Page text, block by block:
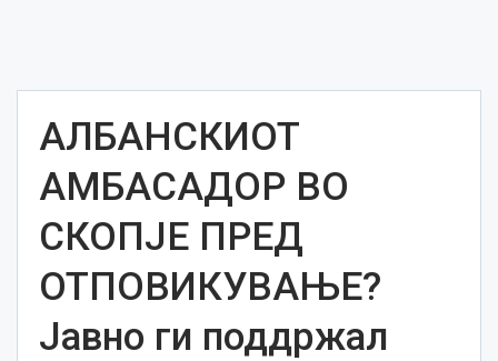
АЛБАНСКИОТ
АМБАСАДОР ВО
СКОПЈЕ ПРЕД
ОТПОВИКУВАЊЕ?
Јавно ги поддржал